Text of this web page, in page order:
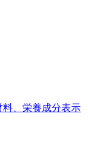
、栄養成分表示